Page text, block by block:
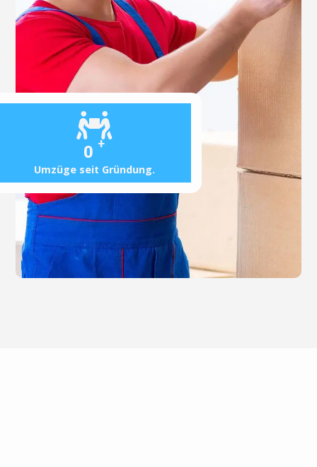
0 +
Umzüge seit Gründung.